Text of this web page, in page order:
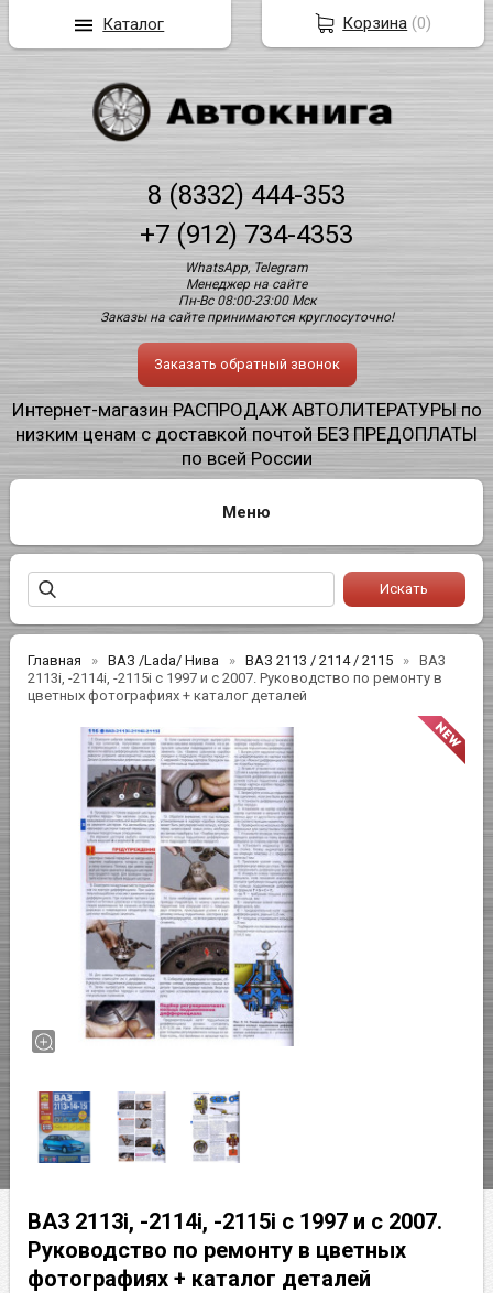
8 (8332) 444-353
+7 (912) 734-4353
WhatsApp, Telegram
Менеджер на сайте
Пн-Вс 08:00-23:00 Мск
Заказы на сайте принимаются круглосуточно!
Заказать обратный звонок
Интернет-магазин РАСПРОДАЖ АВТОЛИТЕРАТУРЫ по
низким ценам с доставкой почтой БЕЗ ПРЕДОПЛАТЫ
по всей России
Главная ВАЗ /Lada/ Нива ВАЗ 2113 / 2114 / 2115
BA3
2113i, -2114i, -2115i с 1997 и с 2007. Руководство по ремонту в
цветных фотографиях + каталог деталей
BA3 2113i, -2114i, -2115i с 1997 и с 2007.
Руководство по ремонту в цветных
фотографиях + каталог деталей
Корзина (0)
Каталог